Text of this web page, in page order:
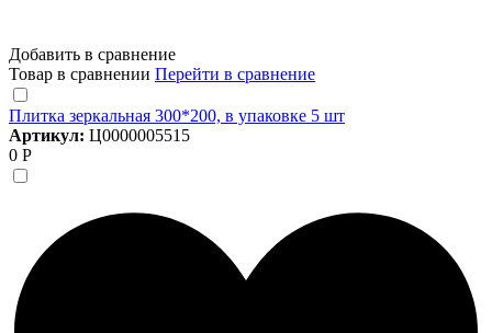
Добавить в сравнение
Товар в сравнении Перейти в сравнение
Плитка зеркальная 300*200, в упаковке 5 шт
Артикул: Ц0000005515
0 Р